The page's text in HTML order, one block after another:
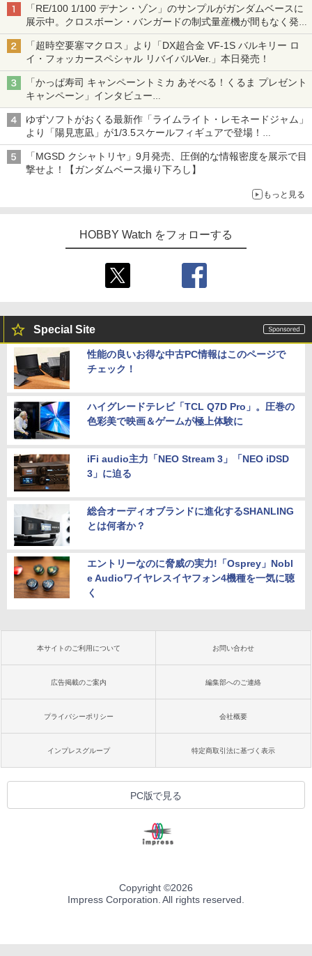
「RE/100 1/100 デナン・ゾン」のサンプルがガンダムベースに
展示中。クロスボーン・バンガードの制式量産機が間もなく発送
【ガンダムベース撮り下ろし】
「超時空要塞マクロス」より「DX超合金 VF-1S バルキリー ロ
イ・フォッカースペシャル リバイバルVer.」本日発売！
「かっぱ寿司 キャンペーントミカ あそべる！くるま プレゼント
キャンペーン」インタビュー
子どもが楽しめるかっぱ寿司ならではの体験とコラボの楽しさを
追求
ゆずソフトがおくる最新作「ライムライト・レモネードジャム」
より「陽見恵凪」が1/3.5スケールフィギュアで登場！
メガネ姿も表現できるオプションパーツが付属
「MGSD クシャトリヤ」9月発売、圧倒的な情報密度を展示で目
撃せよ！【ガンダムベース撮り下ろし】
もっと見る
HOBBY Watch をフォローする
Special Site
性能の良いお得な中古PC情報はこのページで
チェック！
ハイグレードテレビ「TCL Q7D Pro」。圧巻の
色彩美で映画＆ゲームが極上体験に
iFi audio主力「NEO Stream 3」「NEO iDSD
3」に迫る
総合オーディオブランドに進化するSHANLING
とは何者か？
エントリーなのに脅威の実力!「Osprey」Nobl
e Audioワイヤレスイヤフォン4機種を一気に聴
く
本サイトのご利用について お問い合わせ
広告掲載のご案内 編集部へのご連絡
プライバシーポリシー 会社概要
インプレスグループ 特定商取引法に基づく表示
PC版で見る
Copyright ©2026
Impress Corporation. All rights reserved.